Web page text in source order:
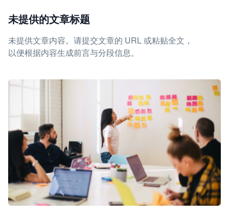
未提供的文章标题
未提供文章内容。请提交文章的 URL 或粘贴全文，
以便根据内容生成前言与分段信息。